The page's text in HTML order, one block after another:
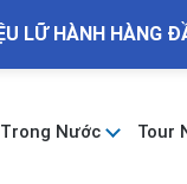
LỮ HÀNH HÀNG
Nước Tour